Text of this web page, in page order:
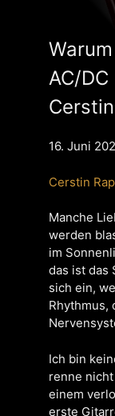
AC/
16. Juni
Cerstin
Manche
werden
im
das ist das
sich ein,
Rhythmus,
Ich bin
renne
einem
erste